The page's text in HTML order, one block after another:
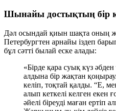
Шынайы достықтың бір
Дәл осындай қиын шақта оның
Петербургтен арнайы іздеп
бұл сәтті былай еске алады:
«Бірде қара суық күз
алдына бір жақтан
келіп, тоқтай қалды. “Е,
алып кеткелі келген екен
әйелі біреуді маған ертіп